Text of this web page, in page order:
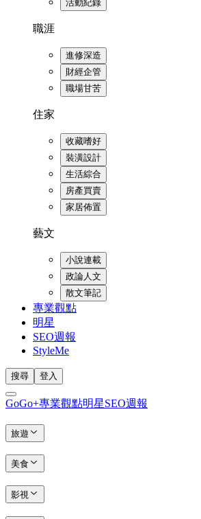
活動紀錄
職涯
進修深造
財經企管
職場甘苦
住家
收藏嗜好
裝潢設計
生活綜合
房產買賣
家居佈置
藝文
小說連載
政論人文
散文筆記
專業觀點
明星
SEO週報
StyleMe
搜尋 登入
GoGo+專業觀點明星SEO週報
旅遊
美食
影視